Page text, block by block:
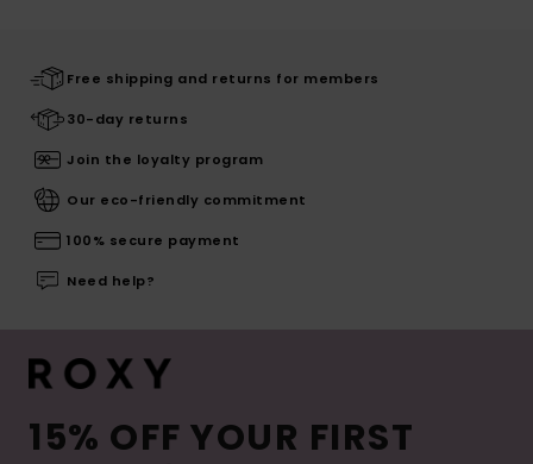
Free shipping and returns for members
30-day returns
Join the loyalty program
Our eco-friendly commitment
100% secure payment
Need help?
15% OFF YOUR FIRST